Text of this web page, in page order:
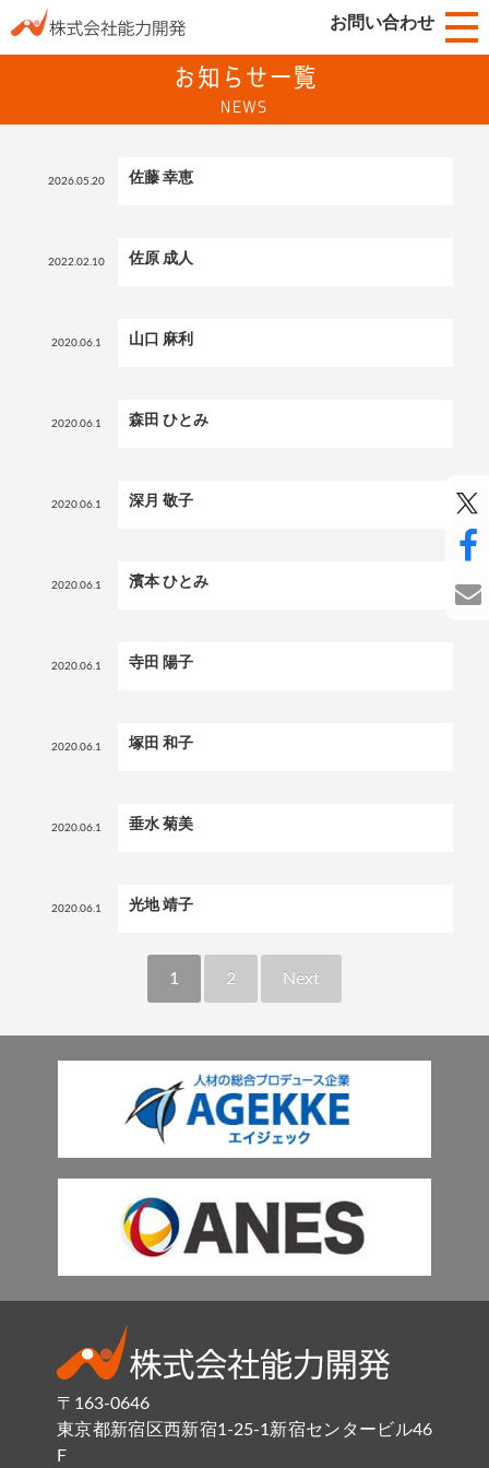
お問い合わせ
お知らせ一覧
NEWS
2026.05.20 佐藤 幸恵
2022.02.10 佐原 成人
2020.06.1 山口 麻利
2020.06.1 森田 ひとみ
2020.06.1 深月 敬子
2020.06.1 濱本 ひとみ
2020.06.1 寺田 陽子
2020.06.1 塚田 和子
2020.06.1 垂水 菊美
2020.06.1 光地 靖子
1 2 Next
〒163-0646
東京都新宿区西新宿1-25-1新宿センタービル46
F